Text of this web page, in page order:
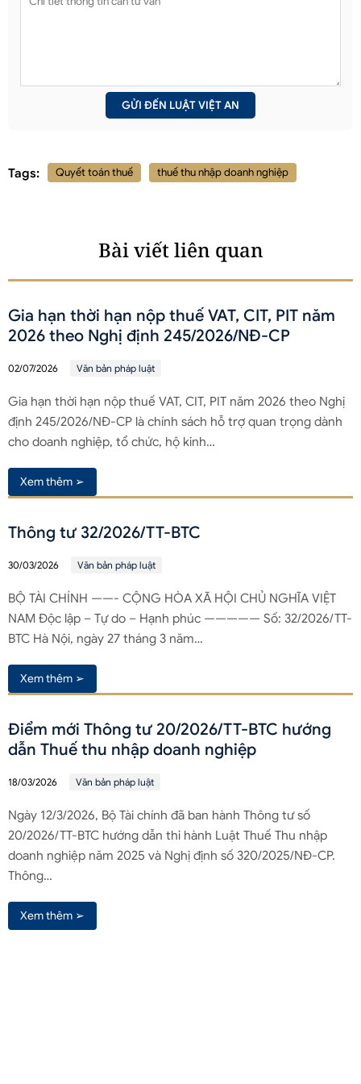
Tags: Quyết toán thuế thuế thu nhập doanh nghiệp
Bài viết liên quan
Gia hạn thời hạn nộp thuế VAT, CIT, PIT năm
2026 theo Nghị định 245/2026/NĐ-CP
02/07/2026 Văn bản pháp luật
Gia hạn thời hạn nộp thuế VAT, CIT, PIT năm 2026 theo Nghị
định 245/2026/NĐ-CP là chính sách hỗ trợ quan trọng dành
cho doanh nghiệp, tổ chức, hộ kinh…
Xem thêm ➢
Thông tư 32/2026/TT-BTC
30/03/2026 Văn bản pháp luật
BỘ TÀI CHÍNH ——- CỘNG HÒA XÃ HỘI CHỦ NGHĨA VIỆT
NAM Độc lập – Tự do – Hạnh phúc ————— Số: 32/2026/TT-
BTC Hà Nội, ngày 27 tháng 3 năm…
Xem thêm ➢
Điểm mới Thông tư 20/2026/TT-BTC hướng
dẫn Thuế thu nhập doanh nghiệp
18/03/2026 Văn bản pháp luật
Ngày 12/3/2026, Bộ Tài chính đã ban hành Thông tư số
20/2026/TT-BTC hướng dẫn thi hành Luật Thuế Thu nhập
doanh nghiệp năm 2025 và Nghị định số 320/2025/NĐ-CP.
Thông…
Xem thêm ➢